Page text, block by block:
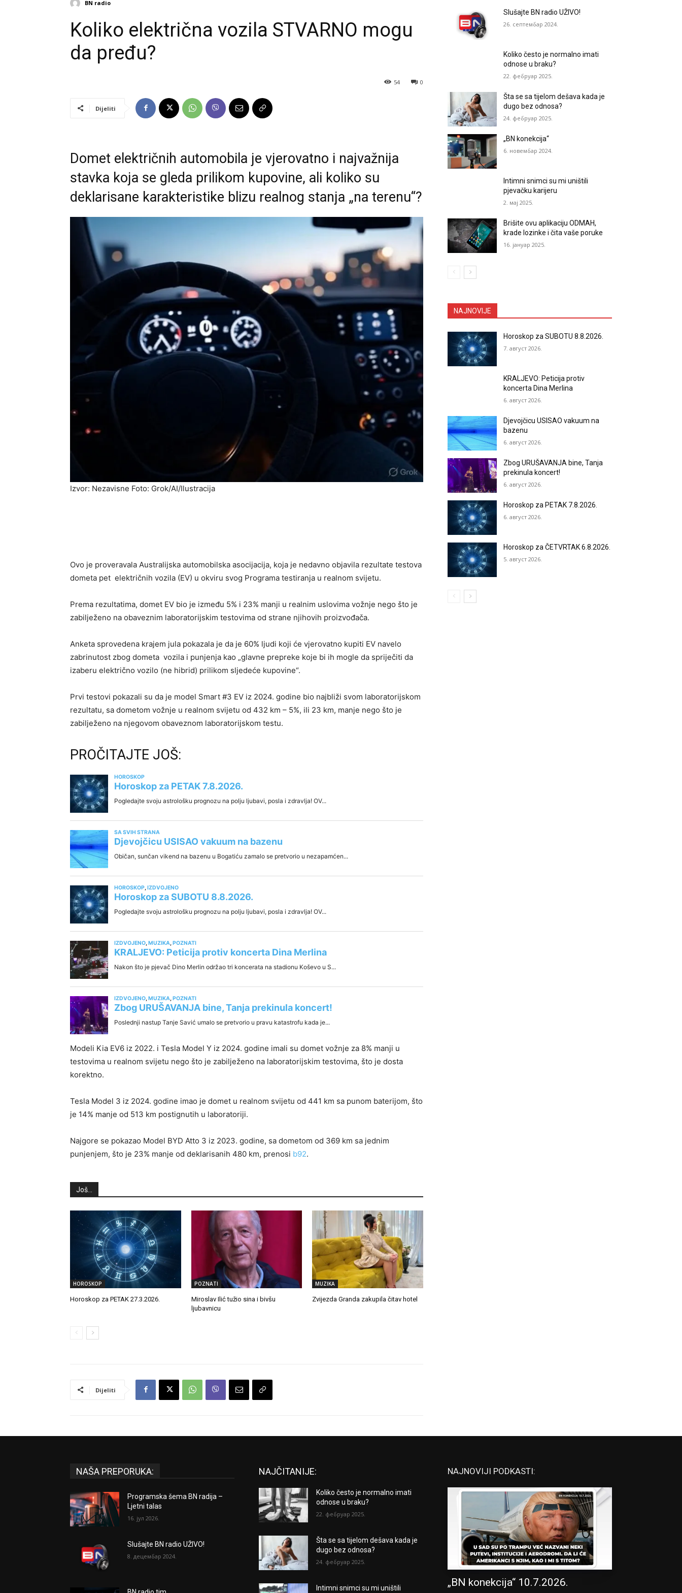
BN radio
Koliko električna vozila STVARNO mogu
da pređu?
0
54
Dijeliti
Domet električnih automobila je vjerovatno i najvažnija
stavka koja se gleda prilikom kupovine, ali koliko su
deklarisane karakteristike blizu realnog stanja „na terenu“?
Izvor: Nezavisne Foto: Grok/AI/Ilustracija
Ovo je proveravala Australijska automobilska asocijacija, koja je nedavno objavila rezultate testova
dometa pet električnih vozila (EV) u okviru svog Programa testiranja u realnom svijetu.
Prema rezultatima, domet EV bio je između 5% i 23% manji u realnim uslovima vožnje nego što je
zabilježeno na obaveznim laboratorijskim testovima od strane njihovih proizvođača.
Anketa sprovedena krajem jula pokazala je da je 60% ljudi koji će vjerovatno kupiti EV navelo
zabrinutost zbog dometa vozila i punjenja kao „glavne prepreke koje bi ih mogle da spriječiti da
izaberu električno vozilo (ne hibrid) prilikom sljedeće kupovine“.
Prvi testovi pokazali su da je model Smart #3 EV iz 2024. godine bio najbliži svom laboratorijskom
rezultatu, sa dometom vožnje u realnom svijetu od 432 km – 5%, ili 23 km, manje nego što je
zabilježeno na njegovom obaveznom laboratorijskom testu.
PROČITAJTE JOŠ:
Modeli Kia EV6 iz 2022. i Tesla Model Y iz 2024. godine imali su domet vožnje za 8% manji u
testovima u realnom svijetu nego što je zabilježeno na laboratorijskim testovima, što je dosta
korektno.
Tesla Model 3 iz 2024. godine imao je domet u realnom svijetu od 441 km sa punom baterijom, što
je 14% manje od 513 km postignutih u laboratoriji.
Najgore se pokazao Model BYD Atto 3 iz 2023. godine, sa dometom od 369 km sa jednim
punjenjem, što je 23% manje od deklarisanih 480 km, prenosi b92.
Još...
HOROSKOP
Horoskop za PETAK 27.3.2026.
POZNATI
Miroslav Ilić tužio sina i bivšu
ljubavnicu
MUZIKA
Zvijezda Granda zakupila čitav hotel
Dijeliti
Slušajte BN radio UŽIVO!
26. септембар 2024.
Koliko često je normalno imati
odnose u braku?
22. фебруар 2025.
Šta se sa tijelom dešava kada je
dugo bez odnosa?
24. фебруар 2025.
„BN konekcija“
6. новембар 2024.
Intimni snimci su mi uništili
pjevačku karijeru
2. мај 2025.
Brišite ovu aplikaciju ODMAH,
krade lozinke i čita vaše poruke
16. јануар 2025.
NAJNOVIJE
Horoskop za SUBOTU 8.8.2026.
7. август 2026.
KRALJEVO: Peticija protiv
koncerta Dina Merlina
6. август 2026.
Djevojčicu USISAO vakuum na
bazenu
6. август 2026.
Zbog URUŠAVANJA bine, Tanja
prekinula koncert!
6. август 2026.
Horoskop za PETAK 7.8.2026.
6. август 2026.
Horoskop za ČETVRTAK 6.8.2026.
5. август 2026.
NAŠA PREPORUKA:
Programska šema BN radija –
Ljetni talas
16. јул 2026.
Slušajte BN radio UŽIVO!
8. децембар 2024.
NAJČITANIJE:
Koliko često je normalno imati
odnose u braku?
22. фебруар 2025.
Šta se sa tijelom dešava kada je
dugo bez odnosa?
24. фебруар 2025.
Intimni snimci su mi uništili
NAJNOVIJI PODKASTI:
„BN konekcija“ 10.7.2026.